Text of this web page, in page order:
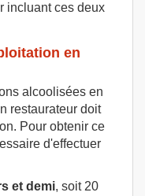
incluant ces deux
en
alcoolisées en
restaurateur doit
Pour obtenir ce
d'effectuer
et demi, soit 20